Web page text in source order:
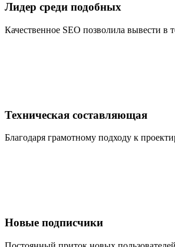
Лидер среди подобных
Качественное SEO позволила вывести в
Техническая составляющая
Благодаря грамотному подходу к
Новые подписчики